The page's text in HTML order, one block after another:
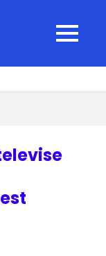
MENU